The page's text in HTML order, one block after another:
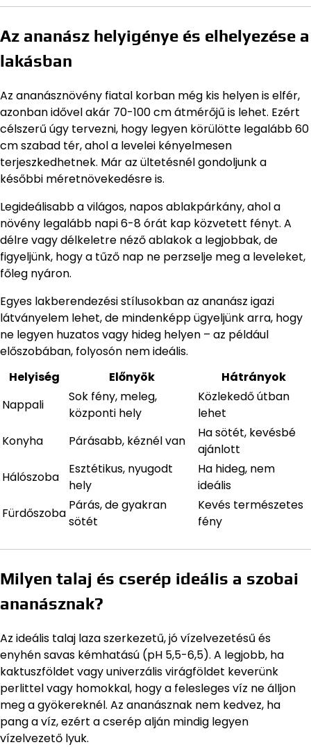
Az ananász helyigénye és elhelyezése a
lakásban
Az ananásznövény fiatal korban még kis helyen is elfér,
azonban idővel akár 70-100 cm átmérőjű is lehet. Ezért
célszerű úgy tervezni, hogy legyen körülötte legalább 60
cm szabad tér, ahol a levelei kényelmesen
terjeszkedhetnek. Már az ültetésnél gondoljunk a
későbbi méretnövekedésre is.
Legideálisabb a világos, napos ablakpárkány, ahol a
növény legalább napi 6-8 órát kap közvetett fényt. A
délre vagy délkeletre néző ablakok a legjobbak, de
figyeljünk, hogy a tűző nap ne perzselje meg a leveleket,
főleg nyáron.
Egyes lakberendezési stílusokban az ananász igazi
látványelem lehet, de mindenképp ügyeljünk arra, hogy
ne legyen huzatos vagy hideg helyen – az például
előszobában, folyosón nem ideális.
Helyiség
Előnyök
Hátrányok
Nappali
Sok fény, meleg,
központi hely
Közlekedő útban
lehet
Konyha
Párásabb, kéznél van
Ha sötét, kevésbé
ajánlott
Hálószoba
Esztétikus, nyugodt
hely
Ha hideg, nem
ideális
Fürdőszoba
Párás, de gyakran
sötét
Kevés természetes
fény
Milyen talaj és cserép ideális a szobai
ananásznak?
Az ideális talaj laza szerkezetű, jó vízelvezetésű és
enyhén savas kémhatású (pH 5,5-6,5). A legjobb, ha
kaktuszföldet vagy univerzális virágföldet keverünk
perlittel vagy homokkal, hogy a felesleges víz ne álljon
meg a gyökereknél. Az ananásznak nem kedvez, ha
pang a víz, ezért a cserép alján mindig legyen
vízelvezető lyuk.